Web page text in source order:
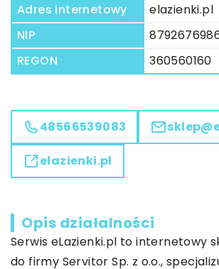
Adres internetowy
elazienki.pl
NIP
REGON
360560160
48566539083
elazienki.pl
Opis działalności
Serwis eLazienki.pl to internetowy
do firmy Servitor Sp. z o.o.,